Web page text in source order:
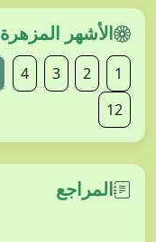
الأشهر المزهرة
1
2
3
4
12
المراجع